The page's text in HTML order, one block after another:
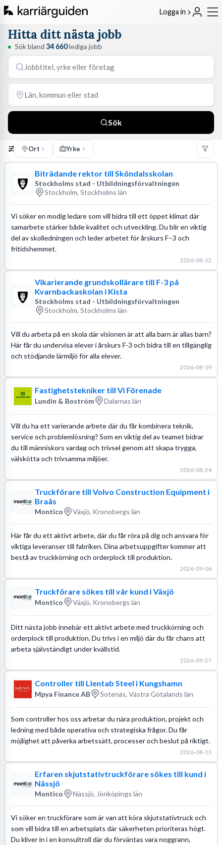
Logga in
Hitta ditt nästa jobb
Sök bland 34 660lediga jobb
Sök
Ort Yrke
Biträdande rektor till Sköndalsskolan
Stockholms stad - Utbildningsförvaltningen
Stockholm, Stockholms län
Vi söker en modig ledare som vill bidra till ett öppet klimat där
samarbete stärker både kvalitet och utveckling. Du blir en viktig
del av skolledningen och leder arbetet för årskurs F–3 och
fritidshemmet.
2026-08-12
Vikarierande grundskollärare till F-3 på
Kvarnbackaskolan i Kista
Stockholms stad - Utbildningsförvaltningen
Stockholm, Stockholms län
Vill du arbeta på en skola där visionen är att alla barn är allas barn?
Här får du undervisa elever i årskurs F-3 och bidra till en tillgänglig
och stödjande lärmiljö för alla elever.
2026-08-19
Fastighetstekniker till Vi Förenade
Lundin & Boström Dalarnas län
Vill du ha ett varierande arbete där du får kombinera teknik,
service och problemlösning? Som en viktig del av teamet bidrar
du till människors vardag och trivsel genom att skapa trygga,
välskötta och trivsamma miljöer.
2026-08-24
Truckförare till Volvo Construction Equipment i
Braås
Montico Växjö, Kronobergs län
Här får du ett aktivt arbete, där du får röra på dig och ansvara för
viktiga leveranser till fabriken. Dina arbetsuppgifter kommer att
bestå av truckkörning och orderplock till produktion.
2026-09-06
Truckförare sökes till vår kund i Växjö
Montico Växjö, Kronobergs län
Ditt nästa jobb innebär ett aktivt arbete med truckkörning och
orderplock till produktion. Du trivs i en miljö där du får chans att
arbeta självständigt under kvällstid.
2026-09-27
Controller till Llentab Steel i Kungshamn
Mpya Finance AB Sotenäs, Västra Götalands län
Som controller hos oss arbetar du nära produktion, projekt och
ledning med både operativa och strategiska frågor. Du får
möjlighet att påverka arbetssätt, processer och beslut på riktigt.
2026-08-13
Erfaren skjutstativtruckförare sökes till kund i
Nässjö
Montico Nässjö, Jönköpings län
Vi söker en truckförare som är van att köra skjutstativtruck och
som vill bidra till en arbetsplats där säkerheten prioriteras högt.
Du kliver in i en konsultroll där du förväntas vara noggrann,